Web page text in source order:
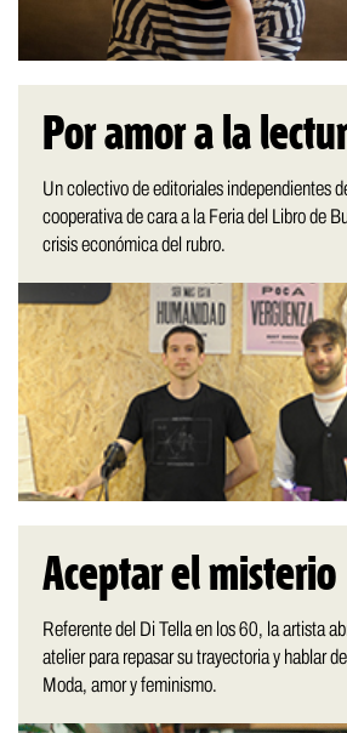
Por amor a la
Un colectivo de editoriales independientes
cooperativa de cara a la Feria del Libro de
crisis económica del rubro.
Aceptar el misterio
Referente del Di Tella en los 60, la artista
atelier para repasar su trayectoria y hablar
Moda, amor y feminismo.